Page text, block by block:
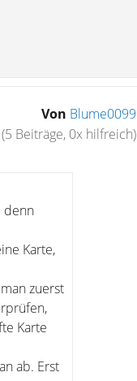
Von Blume0099
(5 Beiträge, 0x hilfreich)
denn
Karte,
zuerst
Karte
ab. Erst